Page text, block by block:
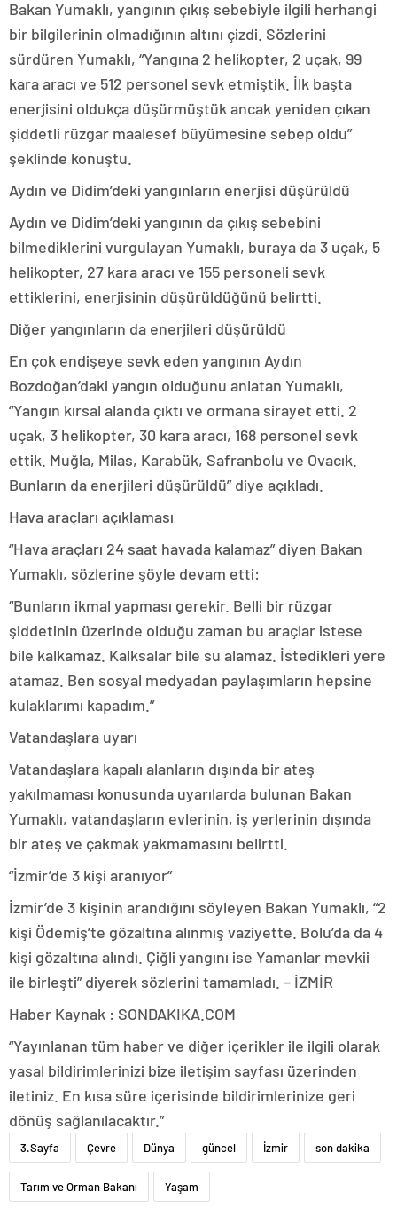
Bakan Yumaklı, yangının çıkış sebebiyle ilgili herhangi
bir bilgilerinin olmadığının altını çizdi. Sözlerini
sürdüren Yumaklı, “Yangına 2 helikopter, 2 uçak, 99
kara aracı ve 512 personel sevk etmiştik. İlk başta
enerjisini oldukça düşürmüştük ancak yeniden çıkan
şiddetli rüzgar maalesef büyümesine sebep oldu”
şeklinde konuştu.
Aydın ve Didim’deki yangınların enerjisi düşürüldü
Aydın ve Didim’deki yangının da çıkış sebebini
bilmediklerini vurgulayan Yumaklı, buraya da 3 uçak, 5
helikopter, 27 kara aracı ve 155 personeli sevk
ettiklerini, enerjisinin düşürüldüğünü belirtti.
Diğer yangınların da enerjileri düşürüldü
En çok endişeye sevk eden yangının Aydın
Bozdoğan’daki yangın olduğunu anlatan Yumaklı,
“Yangın kırsal alanda çıktı ve ormana sirayet etti. 2
uçak, 3 helikopter, 30 kara aracı, 168 personel sevk
ettik. Muğla, Milas, Karabük, Safranbolu ve Ovacık.
Bunların da enerjileri düşürüldü” diye açıkladı.
Hava araçları açıklaması
“Hava araçları 24 saat havada kalamaz” diyen Bakan
Yumaklı, sözlerine şöyle devam etti:
“Bunların ikmal yapması gerekir. Belli bir rüzgar
şiddetinin üzerinde olduğu zaman bu araçlar istese
bile kalkamaz. Kalksalar bile su alamaz. İstedikleri yere
atamaz. Ben sosyal medyadan paylaşımların hepsine
kulaklarımı kapadım.”
Vatandaşlara uyarı
Vatandaşlara kapalı alanların dışında bir ateş
yakılmaması konusunda uyarılarda bulunan Bakan
Yumaklı, vatandaşların evlerinin, iş yerlerinin dışında
bir ateş ve çakmak yakmamasını belirtti.
“İzmir’de 3 kişi aranıyor”
İzmir’de 3 kişinin arandığını söyleyen Bakan Yumaklı, “2
kişi Ödemiş’te gözaltına alınmış vaziyette. Bolu’da da 4
kişi gözaltına alındı. Çiğli yangını ise Yamanlar mevkii
ile birleşti” diyerek sözlerini tamamladı. – İZMİR
Haber Kaynak : SONDAKIKA.COM
“Yayınlanan tüm haber ve diğer içerikler ile ilgili olarak
yasal bildirimlerinizi bize iletişim sayfası üzerinden
iletiniz. En kısa süre içerisinde bildirimlerinize geri
dönüş sağlanılacaktır.”
3.Sayfa Çevre Dünya güncel İzmir son dakika
Tarım ve Orman Bakanı Yaşam